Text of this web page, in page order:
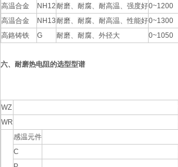
高温合金
NH12耐磨、耐腐、耐高温、强度好0~1200
高温合金
NH13耐磨、耐腐、耐高温、性能好0~1300
高鉻铸铁
G 耐磨、耐腐、外径大 0~1050
六、耐磨热电阻的选型型谱
WZ
WR
感温元件
C